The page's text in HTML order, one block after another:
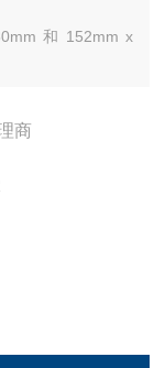
和 152mm x
商